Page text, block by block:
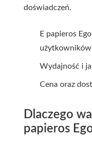
doświadczeń.
E papieros
Wydajność i
Cena oraz
Dlaczego
papieros